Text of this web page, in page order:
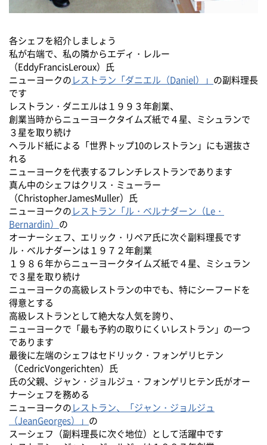
各シェフを紹介しましょう
私が右端で、私の隣からエディ・レルー
（EddyFrancisLeroux）氏
ニューヨークのレストラン「ダニエル（Daniel）」 の副料理長
です
レストラン・ダニエルは１９９３年創業、
創業当時からニューヨークタイムズ紙で４星、ミシュランで
３星を取り続け
ヘラルド紙による「世界トップ10のレストラン」にも選抜さ
れる
ニューヨークを代表するフレンチレストランであります
真ん中のシェフはクリス・ミューラー
（ChristopherJamesMuller）氏
ニューヨークのレストラン「ル・ベルナダーン（Le・
Bernardin） の
オーナーシェフ、エリック・リペア氏に次ぐ副料理長です
ル・ベルナダーンは１９７２年創業
１９８６年からニューヨークタイムズ紙で４星、ミシュラン
で３星を取り続け
ニューヨークの高級レストランの中でも、特にシーフードを
得意とする
高級レストランとして絶大な人気を誇り、
ニューヨークで「最も予約の取りにくいレストラン」の一つ
であります
最後に左端のシェフはセドリック・フォンゲリヒテン
（CedricVongerichten）氏
氏の父親、ジャン・ジョルジュ・フォンゲリヒテン氏がオー
ナーシェフを務める
ニューヨークのレストラン、「ジャン・ジョルジュ
（JeanGeorges）」 の
スーシェフ（副料理長に次ぐ地位）として活躍中です